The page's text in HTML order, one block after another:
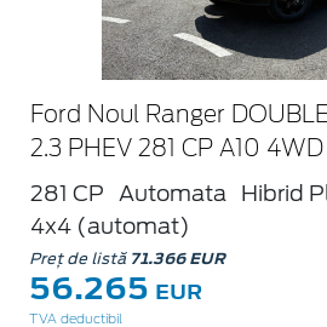
Ford Noul Ranger
2.3 PHEV 281 CP A10 4WD
281 CP Automata Hibrid
4x4 (automat)
Preț de listă 71.366 EUR
56.265 EUR
TVA deductibil